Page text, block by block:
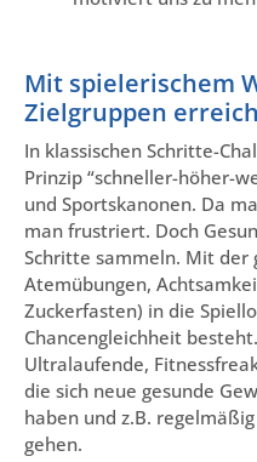
Mit spielerischem
Zielgruppen
In klassischen Schritte-
Prinzip “schneller-höher-
und Sportskanonen. Da
man frustriert. Doch
Schritte sammeln. Mit der
Atemübungen,
Zuckerfasten) in die
Chancengleichheit
Ultralaufende,
die sich neue gesunde
haben und z.B.
gehen.